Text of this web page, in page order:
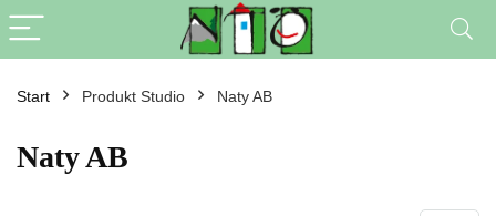
Start Produkt Studio Naty AB
Naty AB